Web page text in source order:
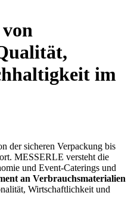
im
der sicheren Verpackung bis
MESSERLE versteht die
und Event-Caterings und
an Verbrauchsmaterialien
Wirtschaftlichkeit und